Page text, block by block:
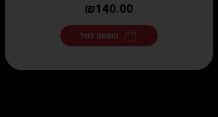
₪140.00
הוספה לסל